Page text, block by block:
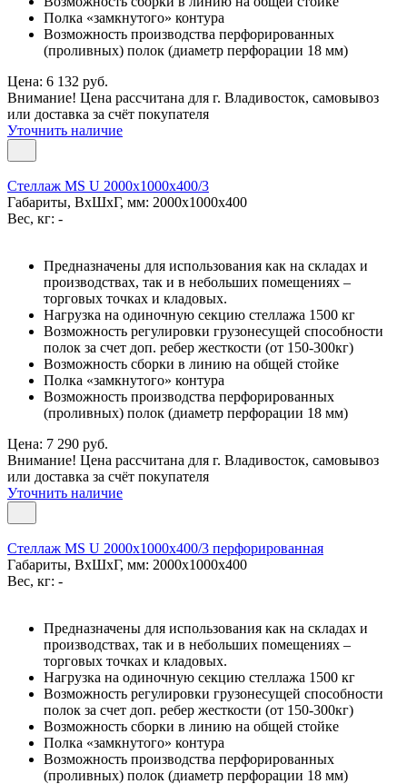
Полка «замкнутого» контура
Возможность производства перфорированных
(проливных) полок (диаметр перфорации 18 мм)
Цена: 6 132 руб.
Внимание! Цена рассчитана для г. Владивосток, самовывоз
или доставка за счёт покупателя
Уточнить наличие
Стеллаж MS U 2000x1000x400/3
Габариты, ВxШxГ, мм: 2000x1000x400
Вес, кг: -
Предназначены для использования как на складах и
производствах, так и в небольших помещениях –
торговых точках и кладовых.
Нагрузка на одиночную секцию стеллажа 1500 кг
Возможность регулировки грузонесущей способности
полок за счет доп. ребер жесткости (от 150-300кг)
Возможность сборки в линию на общей стойке
Полка «замкнутого» контура
Возможность производства перфорированных
(проливных) полок (диаметр перфорации 18 мм)
Цена: 7 290 руб.
Внимание! Цена рассчитана для г. Владивосток, самовывоз
или доставка за счёт покупателя
Уточнить наличие
Стеллаж MS U 2000x1000x400/3 перфорированная
Габариты, ВxШxГ, мм: 2000x1000x400
Вес, кг: -
Предназначены для использования как на складах и
производствах, так и в небольших помещениях –
торговых точках и кладовых.
Нагрузка на одиночную секцию стеллажа 1500 кг
Возможность регулировки грузонесущей способности
полок за счет доп. ребер жесткости (от 150-300кг)
Возможность сборки в линию на общей стойке
Полка «замкнутого» контура
Возможность производства перфорированных
(проливных) полок (диаметр перфорации 18 мм)